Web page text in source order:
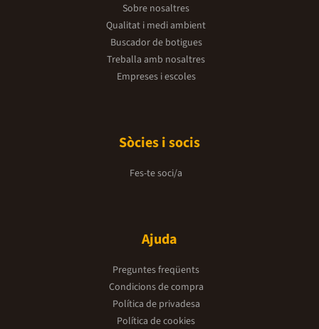
Sobre nosaltres
Qualitat i medi ambient
Buscador de botigues
Treballa amb nosaltres
Empreses i escoles
Sòcies i socis
Fes-te soci/a
Ajuda
Preguntes freqüents
Condicions de compra
Política de privadesa
Política de cookies